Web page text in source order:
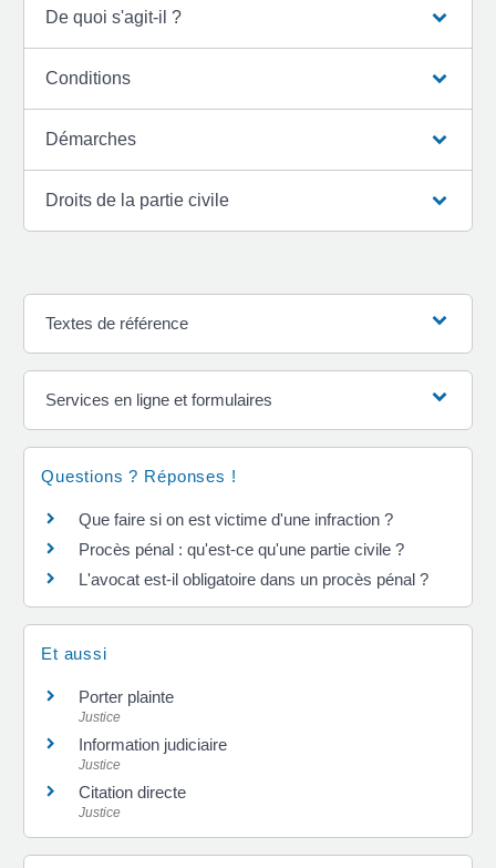
De quoi s'agit-il ?
Conditions
Démarches
Droits de la partie civile
Textes de référence
Services en ligne et formulaires
Questions ? Réponses !
Que faire si on est victime d'une infraction ?
Procès pénal : qu'est-ce qu'une partie civile ?
L'avocat est-il obligatoire dans un procès pénal ?
Et aussi
Porter plainte
Justice
Information judiciaire
Justice
Citation directe
Justice